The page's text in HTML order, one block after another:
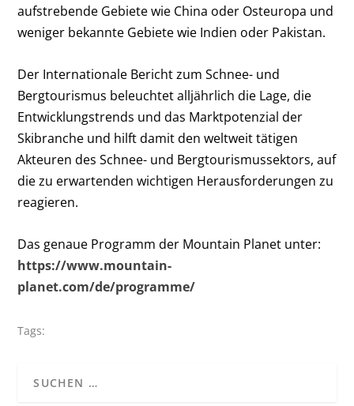
aufstrebende Gebiete wie China oder Osteuropa und
weniger bekannte Gebiete wie Indien oder Pakistan.
Der Internationale Bericht zum Schnee- und
Bergtourismus beleuchtet alljährlich die Lage, die
Entwicklungstrends und das Marktpotenzial der
Skibranche und hilft damit den weltweit tätigen
Akteuren des Schnee- und Bergtourismussektors, auf
die zu erwartenden wichtigen Herausforderungen zu
reagieren.
Das genaue Programm der Mountain Planet unter:
https://www.mountain-
planet.com/de/programme/
Tags: